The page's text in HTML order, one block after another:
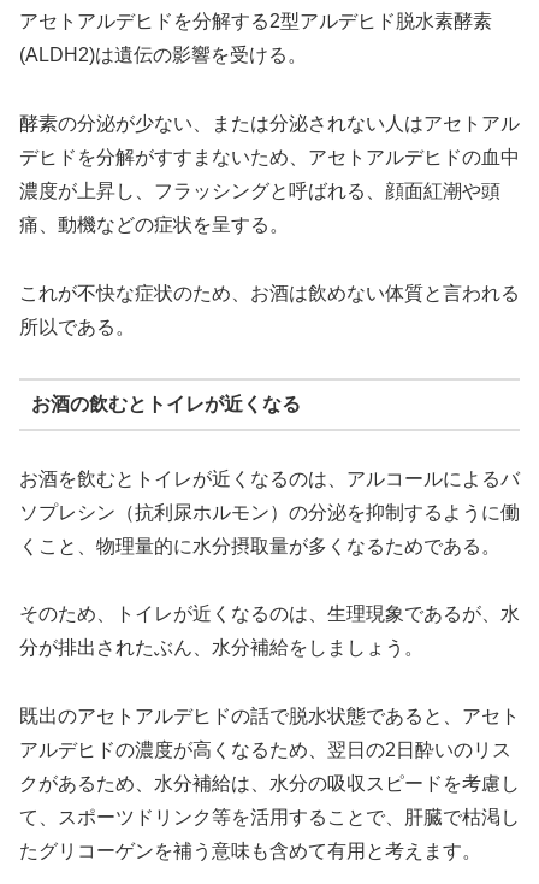
アセトアルデヒドを分解する2型アルデヒド脱水素酵素
(ALDH2)は遺伝の影響を受ける。
酵素の分泌が少ない、または分泌されない人はアセトアル
デヒドを分解がすすまないため、アセトアルデヒドの血中
濃度が上昇し、フラッシングと呼ばれる、顔面紅潮や頭
痛、動機などの症状を呈する。
これが不快な症状のため、お酒は飲めない体質と言われる
所以である。
お酒の飲むとトイレが近くなる
お酒を飲むとトイレが近くなるのは、アルコールによるバ
ソプレシン（抗利尿ホルモン）の分泌を抑制するように働
くこと、物理量的に水分摂取量が多くなるためである。
そのため、トイレが近くなるのは、生理現象であるが、水
分が排出されたぶん、水分補給をしましょう。
既出のアセトアルデヒドの話で脱水状態であると、アセト
アルデヒドの濃度が高くなるため、翌日の2日酔いのリス
クがあるため、水分補給は、水分の吸収スピードを考慮し
て、スポーツドリンク等を活用することで、肝臓で枯渇し
たグリコーゲンを補う意味も含めて有用と考えます。